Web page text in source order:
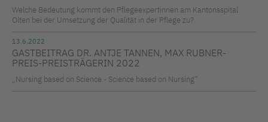
Welche Bedeutung kommt den Pflegeexpertinnen am Kantonsspital
Olten bei der Umsetzung der Qualität in der Pflege zu?
13.6.2022
GASTBEITRAG DR. ANTJE TANNEN, MAX RUBNER-
PREIS-PREISTRÄGERIN 2022
„Nursing based on Science - Science based on Nursing“